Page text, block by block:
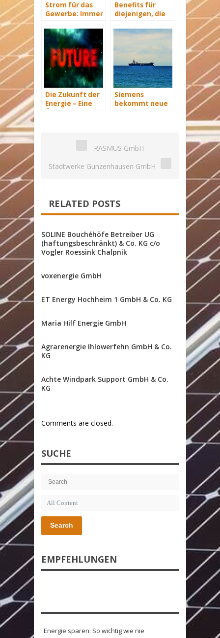
Strom für das
Gewerbe: Immer
versorgt
Benefits für
diejenigen, die
sanieren
Die Zukunft der
Energie – Eine
Siemens
bekommt neue
RASMUS GmbH
Stadtwerke Gunzenhausen GmbH
RELATED POSTS
SOLINE Bouchéhöfe Betreiber UG
(haftungsbeschränkt) & Co. KG c/o
Vogler Roessink Chalpnik
voxenergie GmbH
ET Energy Hochheim 1 GmbH & Co. KG
Maria Hilf Energie GmbH
Agrarenergie Ihlowerfehn GmbH & Co.
KG
Achte Windpark Support GmbH & Co.
KG
Comments are closed.
SUCHE
Search
EMPFEHLUNGEN
Energie sparen: So wichtig wie nie